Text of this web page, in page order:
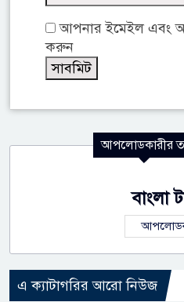
আপনার ইমেইল এবং
করুন
আপলোডকারীর
বাংলা
এ ক্যাটাগরির আরো নিউজ